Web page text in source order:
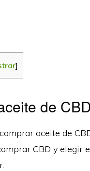
]
de CBD
aceite de
CBD y elegir